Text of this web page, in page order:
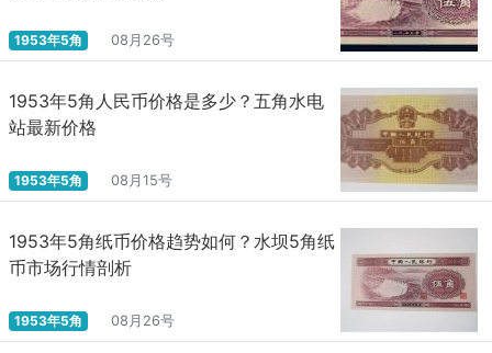
1953年5角 08月26号
1953年5角人民币价格是多少？五角水电
站最新价格
1953年5角 08月15号
1953年5角纸币价格趋势如何？水坝5角纸
币市场行情剖析
1953年5角 08月26号